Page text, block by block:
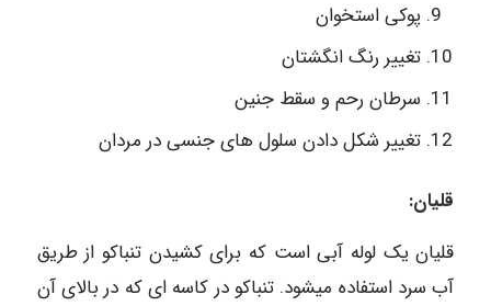
پوکی استخوان
تغییر ‌رنگ انگشتان
سرطان رحم و سقط جنین
تغییر شکل دادن سلول های جنسی در مردان
قلیان:
قلیان یک لوله آبی است که برای کشیدن تنباکو از طریق
آب سرد استفاده میشود. تنباکو در کاسه ای که در بالای آن